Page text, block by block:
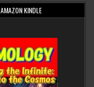
AMAZON KINDLE